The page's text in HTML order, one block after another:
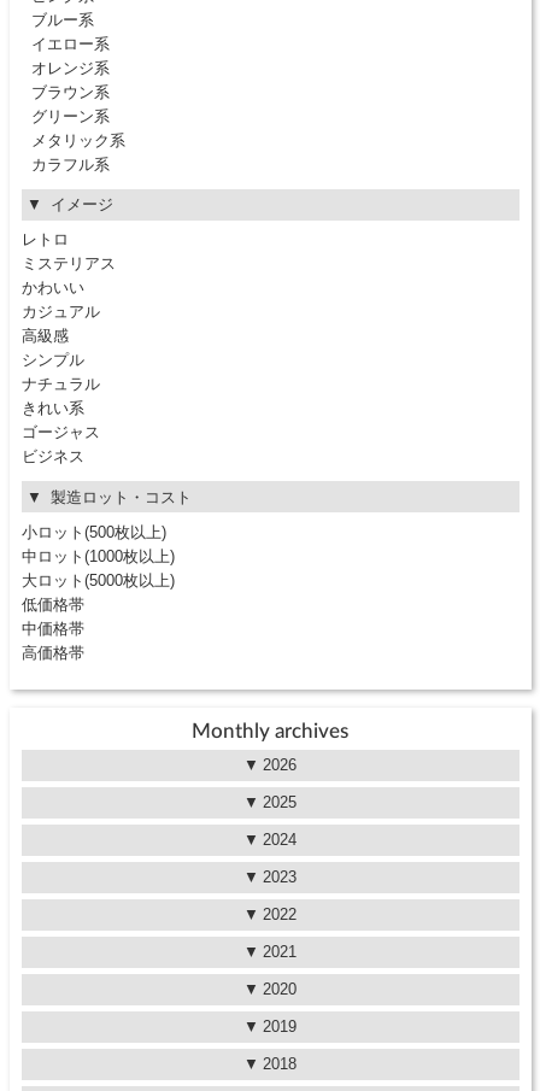
ブルー系
イエロー系
オレンジ系
ブラウン系
グリーン系
メタリック系
カラフル系
イメージ
レトロ
ミステリアス
かわいい
カジュアル
高級感
シンプル
ナチュラル
きれい系
ゴージャス
ビジネス
製造ロット・コスト
小ロット(500枚以上)
中ロット(1000枚以上)
大ロット(5000枚以上)
低価格帯
中価格帯
高価格帯
Monthly archives
2026
2025
2024
2023
2022
2021
2020
2019
2018